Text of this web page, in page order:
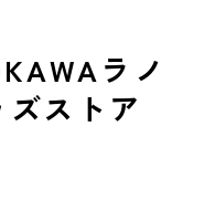
ラノ
ストア